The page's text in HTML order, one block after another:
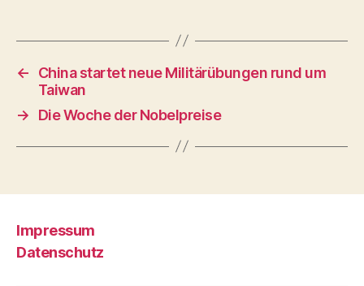
←
China startet neue Militärübungen rund um
Taiwan
→
Die Woche der Nobelpreise
Impressum
Datenschutz